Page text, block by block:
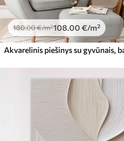
180.00€/m²108.00 €/m²